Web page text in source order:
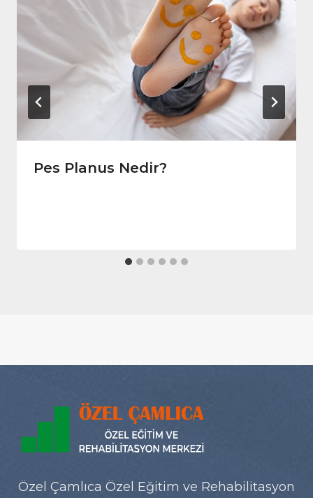
Pes Planus Nedir?
Özel Çamlıca Özel Eğitim ve Rehabilitasyon